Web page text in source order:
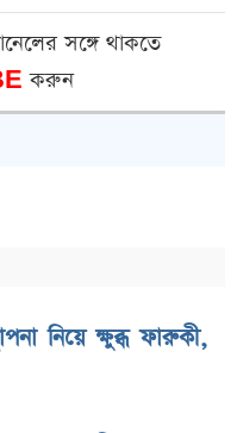
সঙ্গে থাকতে
করুন
নিয়ে ক্ষুব্ধ ফারুকী,